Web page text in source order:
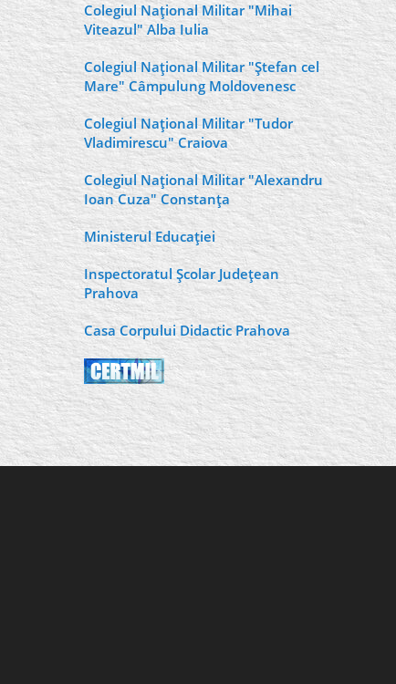
Colegiul Naţional Militar "Mihai
Viteazul" Alba Iulia
Colegiul Naţional Militar "Ştefan cel
Mare" Câmpulung Moldovenesc
Colegiul Naţional Militar "Tudor
Vladimirescu" Craiova
Colegiul Naţional Militar "Alexandru
Ioan Cuza" Constanţa
Ministerul Educaţiei
Inspectoratul Şcolar Judeţean
Prahova
Casa Corpului Didactic Prahova